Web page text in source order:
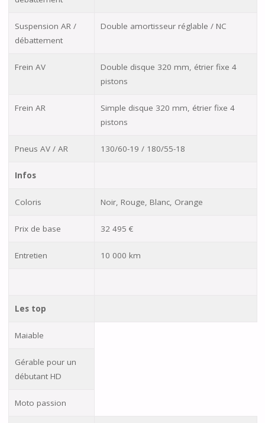
Suspension AR /
débattement
Double amortisseur réglable / NC
Frein AV
Double disque 320 mm, étrier fixe 4
pistons
Frein AR
Simple disque 320 mm, étrier fixe 4
pistons
Pneus AV / AR 130/60-19 / 180/55-18
Infos
Coloris Noir, Rouge, Blanc, Orange
Prix de base 32 495 €
Entretien 10 000 km
Les top
Maiable
Gérable pour un
débutant HD
Moto passion